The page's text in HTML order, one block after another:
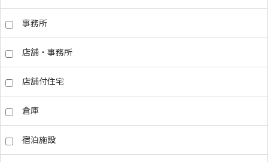
事務所
店舗・事務所
店舗付住宅
倉庫
宿泊施設